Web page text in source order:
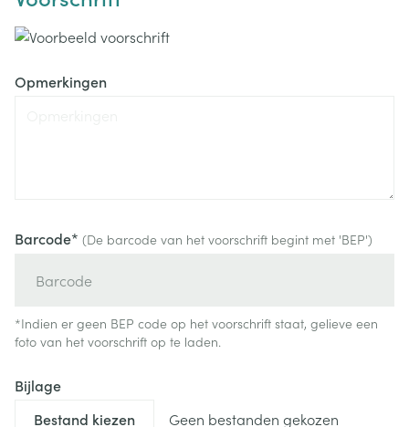
Opmerkingen
Barcode* (De barcode van het voorschrift begint met 'BEP')
*Indien er geen BEP code op het voorschrift staat, gelieve een
foto van het voorschrift op te laden.
Bijlage
Geen bestanden gekozen